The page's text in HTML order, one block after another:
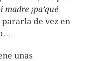
¡pa’qué
pararla de vez en
unas